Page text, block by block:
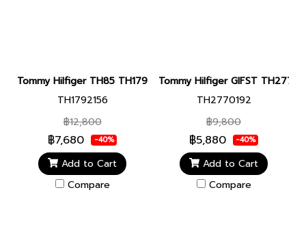
Tommy Hilfiger TH85 TH1792156 หน้าปัด 41 มม. นาฬิกา นาฬิกาข้
TH1792156
฿12,800
฿7,680 -40%
Add to Cart
Compare
Tommy Hilfiger GIFST
TH2770192
฿9,800
฿5,880 -40%
Add to Cart
Compare